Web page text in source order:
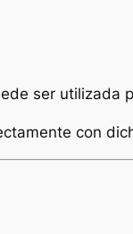
ser
con